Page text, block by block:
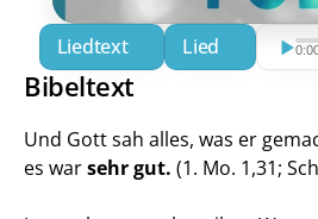
Liedtext Download
Lied
Bibeltext
Und Gott sah alles, was er
es war sehr gut. (1. Mo. 1,31;